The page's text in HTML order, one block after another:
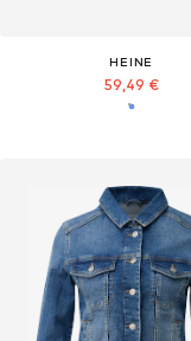
HEINE
59,49 €